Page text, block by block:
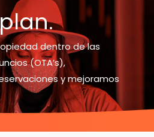
dentro de las
(OTA’s),
y mejoramos